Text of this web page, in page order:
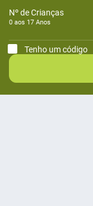
Nº de Crianças
0 aos 17 Anos
Tenho um código